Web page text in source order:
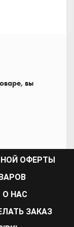
вы
ОФЕРТЫ
О НАС
ЗАКАЗ